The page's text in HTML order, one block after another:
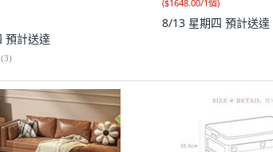
預計送達
(3)
($1648.00/1個)
8/13 星期四 預計送達